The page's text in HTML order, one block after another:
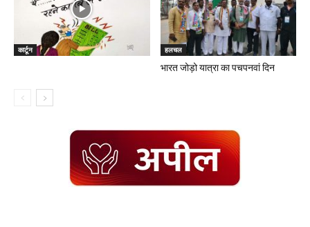
कार्टून हलचल
भारत जोड़ो यात्रा का पचपनवां दिन